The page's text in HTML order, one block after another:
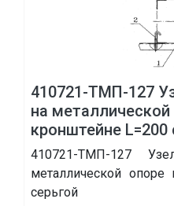
410721-ТМП-127
на металлической
кронштейне L=200
410721-ТМП-127
металлической
серьгой